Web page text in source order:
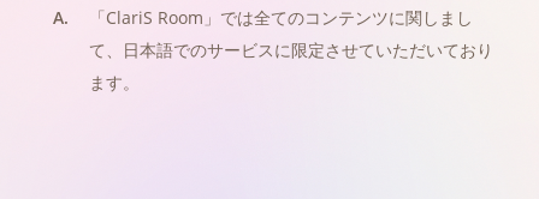
A.
「ClariS Room」では全てのコンテンツに関しまし
て、日本語でのサービスに限定させていただいており
ます。